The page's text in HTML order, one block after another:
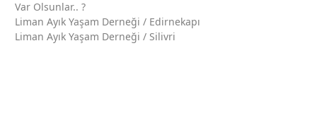
Var Olsunlar.. ?
Liman Ayık Yaşam Derneği / Edirnekapı
Liman Ayık Yaşam Derneği / Silivri